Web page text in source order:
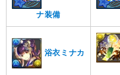
ナ装備
浴衣ミナカ